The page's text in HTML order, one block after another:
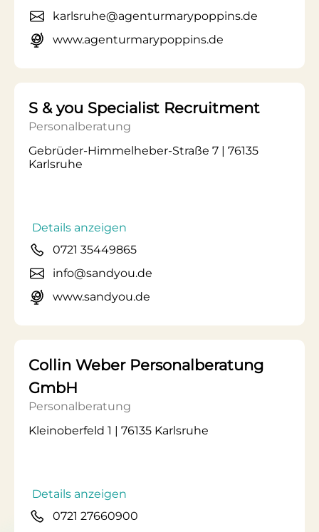
karlsruhe@agenturmarypoppins.de
www.agenturmarypoppins.de
S & you Specialist Recruitment
Personalberatung
Gebrüder-Himmelheber-Straße 7 | 76135
Karlsruhe
Details anzeigen
0721 35449865
info@sandyou.de
www.sandyou.de
Collin Weber Personalberatung
GmbH
Personalberatung
Kleinoberfeld 1 | 76135 Karlsruhe
Details anzeigen
0721 27660900